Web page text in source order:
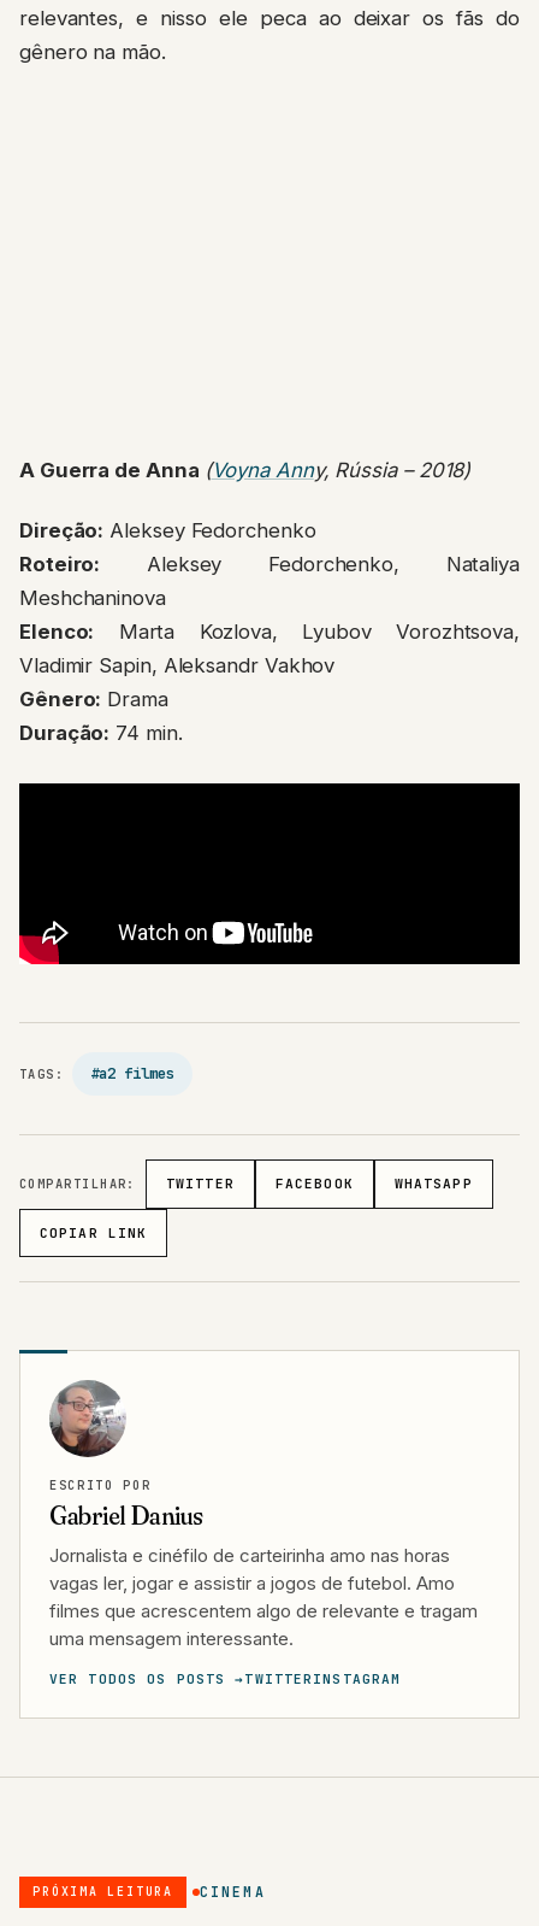
relevantes, e nisso ele peca ao deixar os fãs do
gênero na mão.
A Guerra de Anna (Voyna Anny, Rússia – 2018)
Direção: Aleksey Fedorchenko
Roteiro: Aleksey Fedorchenko, Nataliya
Meshchaninova
Elenco: Marta Kozlova, Lyubov Vorozhtsova,
Vladimir Sapin, Aleksandr Vakhov
Gênero: Drama
Duração: 74 min.
TAGS: #a2 filmes
COMPARTILHAR: TWITTER FACEBOOK WHATSAPP
COPIAR LINK
ESCRITO POR
Gabriel Danius
Jornalista e cinéfilo de carteirinha amo nas horas
vagas ler, jogar e assistir a jogos de futebol. Amo
filmes que acrescentem algo de relevante e tragam
uma mensagem interessante.
VER TODOS OS POSTS →TWITTER INSTAGRAM
PRÓXIMA LEITURA CINEMA